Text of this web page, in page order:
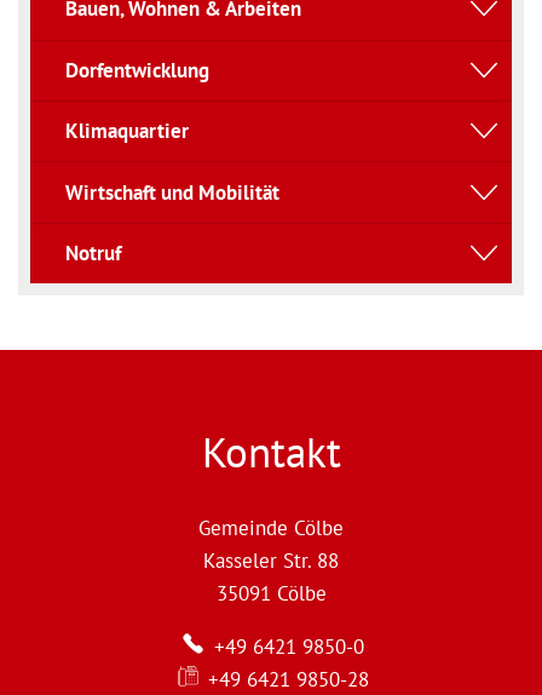
Bauen, Wohnen & Arbeiten
Dorfentwicklung
Klimaquartier
Wirtschaft und Mobilität
Notruf
Kontakt
Gemeinde Cölbe
Kasseler Str. 88
35091 Cölbe
+49 6421 9850-0
+49 6421 9850-28